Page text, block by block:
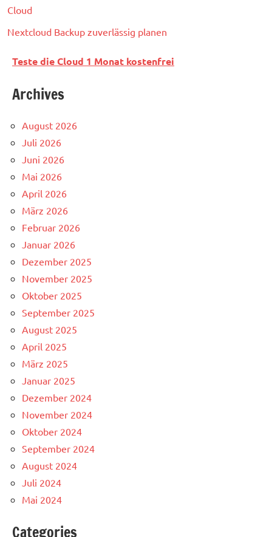
Cloud
Nextcloud Backup zuverlässig planen
Teste die Cloud 1 Monat kostenfrei
Archives
August 2026
Juli 2026
Juni 2026
Mai 2026
April 2026
März 2026
Februar 2026
Januar 2026
Dezember 2025
November 2025
Oktober 2025
September 2025
August 2025
April 2025
März 2025
Januar 2025
Dezember 2024
November 2024
Oktober 2024
September 2024
August 2024
Juli 2024
Mai 2024
Categories